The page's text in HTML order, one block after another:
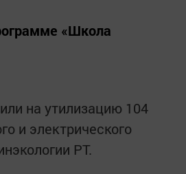
«Школа
на утилизацию 104
и электрического
РТ.